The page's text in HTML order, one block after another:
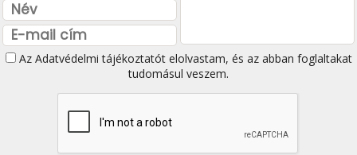
Az Adatvédelmi tájékoztatótelolvastam, és az abban foglaltakat
tudomásul veszem.